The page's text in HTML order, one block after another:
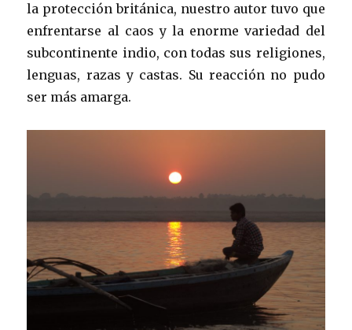
la protección británica, nuestro autor tuvo que
enfrentarse al caos y la enorme variedad del
subcontinente indio, con todas sus religiones,
lenguas, razas y castas. Su reacción no pudo
ser más amarga.